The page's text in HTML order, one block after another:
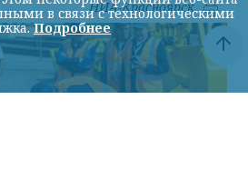
НИА-Красноярск
в связи с технологическими
Подробнее